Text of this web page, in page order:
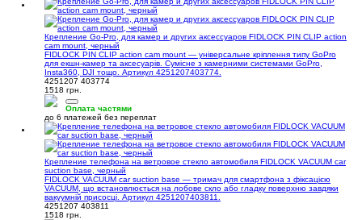
Крепление Go-Pro, для камер и других аксессуаров FIDLOCK PIN CLIP action
cam mount, черный
FIDLOCK PIN CLIP action cam mount — універсальне кріплення типу GoPro
для екшн-камер та аксесуарів. Сумісне з камерними системами GoPro,
Insta360, DJI тощо. Артикул 4251207403774.
4251207 403774
1518 грн.
Оплата частями
до 6 платежей без переплат
Крепление телефона на ветровое стекло автомобиля FIDLOCK VACUUM car
suction base, черный
FIDLOCK VACUUM car suction base — тримач для смартфона з фіксацією
VACUUM, що встановлюється на лобове скло або гладку поверхню завдяки
вакуумній присосці. Артикул 4251207403811.
4251207 403811
1518 грн.